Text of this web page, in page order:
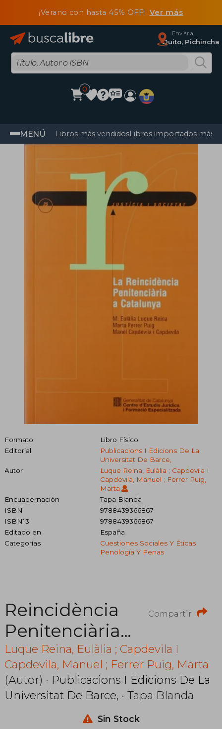
¡Verano con hasta 45% OFF! Ver más
Enviar a
Quito, Pichincha
0
MENÚ Libros más vendidosLibros importados más
Formato
Libro Físico
Editorial
Publicacions I Edicions De La
Universitat De Barce,
Autor
Luque Reina, Eulàlia ; Capdevila I
Capdevila, Manuel ; Ferrer Puig,
Marta
Encuadernación
Tapa Blanda
ISBN
9788439366867
ISBN13
9788439366867
Editado en
España
Categorías
Cuestiones Sociales Y Éticas
Penología Y Penas
Compartir
Reincidència
Penitenciària
a Catalunya/La
Luque Reina, Eulàlia ; Capdevila I
Capdevila, Manuel ; Ferrer Puig, Marta
(Autor) · Publicacions I Edicions De La
Universitat De Barce, · Tapa Blanda
Sin Stock